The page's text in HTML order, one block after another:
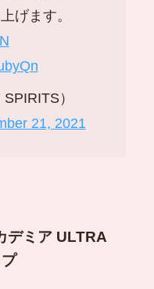
げます。
）
21, 2021
デミア ULTRA